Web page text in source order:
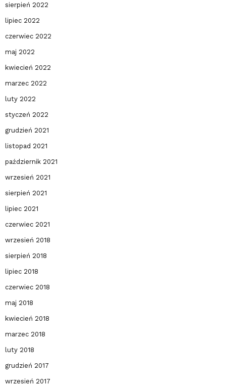
sierpień 2022
lipiec 2022
czerwiec 2022
maj 2022
kwiecień 2022
marzec 2022
luty 2022
styczeń 2022
grudzień 2021
listopad 2021
październik 2021
wrzesień 2021
sierpień 2021
lipiec 2021
czerwiec 2021
wrzesień 2018
sierpień 2018
lipiec 2018
czerwiec 2018
maj 2018
kwiecień 2018
marzec 2018
luty 2018
grudzień 2017
wrzesień 2017